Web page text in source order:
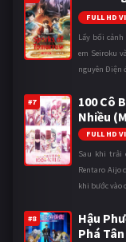
FULL HD
Lấy bối
em Seiroku
nguyên Điện
#7
100 Cô
Nhiều
FULL HD
Sau khi trải
Rentaro Aijo
khi bước vào
#8
Hậu
Phá